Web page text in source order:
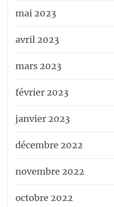
mai 2023
avril 2023
mars 2023
février 2023
janvier 2023
décembre 2022
novembre 2022
octobre 2022